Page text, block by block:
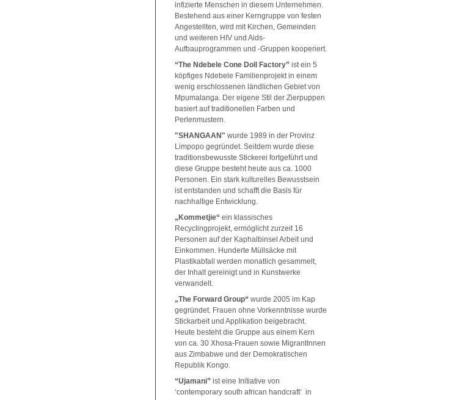
infizierte Menschen in diesem Unternehmen.
Bestehend aus einer Kerngruppe von festen
Angestellten, wird mit Kirchen, Gemeinden
und weiteren HIV und Aids-
Aufbauprogrammen und -Gruppen kooperiert.
“The Ndebele Cone Doll Factory” ist ein 5
köpfiges Ndebele Familienprojekt in einem
wenig erschlossenen ländlichen Gebiet von
Mpumalanga. Der eigene Stil der Zierpuppen
basiert auf traditionellen Farben und
Perlenmustern.
"SHANGAAN" wurde 1989 in der Provinz
Limpopo gegründet. Seitdem wurde diese
traditionsbewusste Stickerei fortgeführt und
diese Gruppe besteht heute aus ca. 1000
Personen. Ein stark kulturelles Bewusstsein
ist entstanden und schafft die Basis für
nachhaltige Entwicklung.
„Kommetjie“ ein klassisches
Recyclingprojekt, ermöglicht zurzeit 16
Personen auf der Kaphalbinsel Arbeit und
Einkommen. Hunderte Müllsäcke mit
Plastikabfall werden monatlich gesammelt,
der Inhalt gereinigt und in Kunstwerke
verwandelt.
„The Forward Group“ wurde 2005 im Kap
gegründet. Frauen ohne Vorkenntnisse wurde
Stickarbeit und Applikation beigebracht.
Heute besteht die Gruppe aus einem Kern
von ca. 30 Xhosa-Frauen sowie MigrantInnen
aus Zimbabwe und der Demokratischen
Republik Kongo.
“Ujamani” ist eine Initiative von
‘contemporary south african handcraft’ in